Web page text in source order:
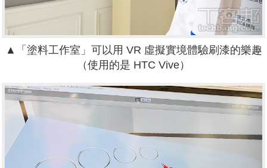
▲「塗料工作室」可以用 VR 虛擬實境體驗刷漆的樂趣
（使用的是 HTC Vive）